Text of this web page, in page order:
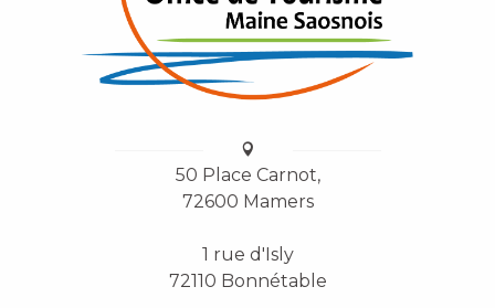
50 Place Carnot,
72600 Mamers
1 rue d'Isly
72110 Bonnétable